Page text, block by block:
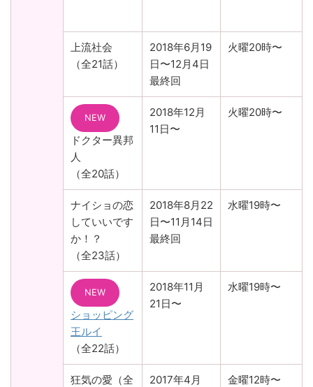
上流社会
（全21話）
2018年6月19
日〜12月4日
最終回
火曜20時〜
NEW
ドクター異邦
人
（全20話）
2018年12月
11日〜
火曜20時〜
ナイショの恋
していいです
か！？
（全23話）
2018年8月22
日〜11月14日
最終回
水曜19時〜
NEW
ショッピング
王ルイ
（全22話）
2018年11月
21日〜
水曜19時〜
狂気の愛（全
2017年4月
金曜12時〜